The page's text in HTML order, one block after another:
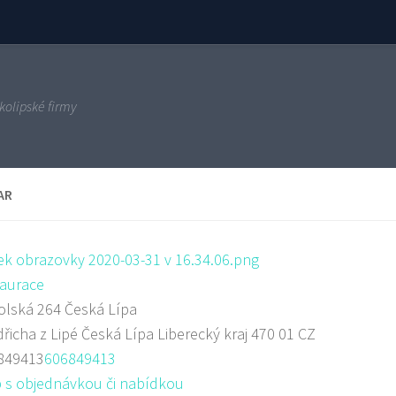
firmy
264 Česká Lípa
z Lipé Česká Lípa Liberecký kraj 470 01 CZ
606849413
s objednávkou či nabídkou